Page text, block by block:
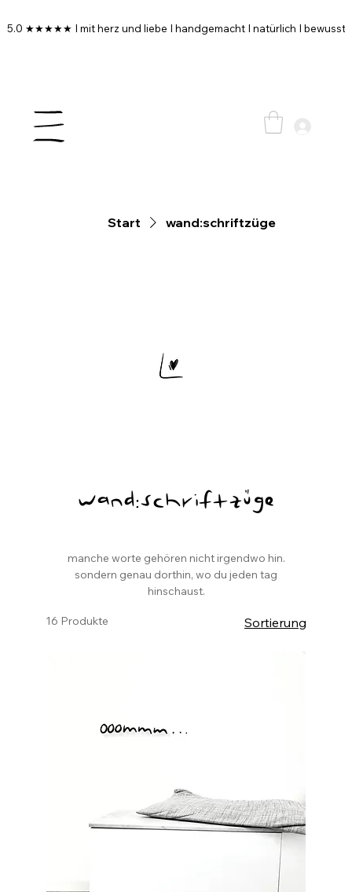
5.0 ★★★★★ I mit herz und liebe I handgemacht I natürlich I bewusst
Start wand:schriftzüge
wand:schriftzüge
manche worte gehören nicht irgendwo hin.
sondern genau dorthin, wo du jeden tag
hinschaust.
16 Produkte Sortierung